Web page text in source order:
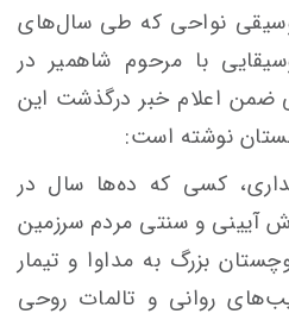
نواحی که طی سال‌های
با مرحوم شاهمیر در
ضمن اعلام خبر درگذشت این
نوشته است:
کسی که ده‌ها سال در
آیینی و سنتی مردم سرزمین
بزرگ به مداوا و تیمار
روانی و تالمات روحی